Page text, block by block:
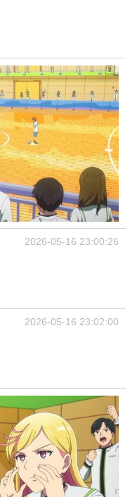
2026-05-16 23:00:26
2026-05-16 23:02:00